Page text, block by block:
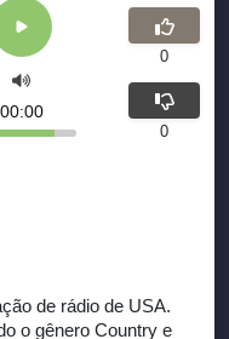
de rádio de USA.
o gênero Country e
00:00
0
0